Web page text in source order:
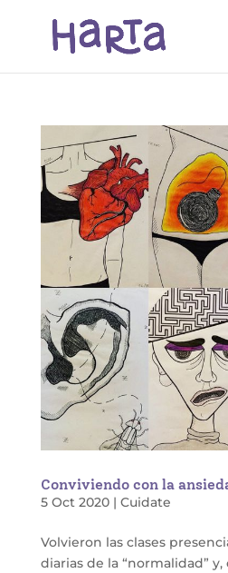
Conviviendo con la
5 Oct 2020| Cuidate
Volvieron las clases
diarias de la “normalidad” y,